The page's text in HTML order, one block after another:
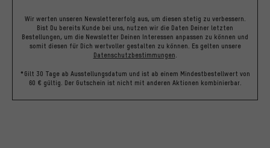
Wir werten unseren Newslettererfolg aus, um diesen stetig zu verbessern.
Bist Du bereits Kunde bei uns, nutzen wir die Daten Deiner letzten
Bestellungen, um die Newsletter Deinen Interessen anpassen zu können und
somit diesen für Dich wertvoller gestalten zu können. Es gelten unsere
Datenschutzbestimmungen.
*Gilt 30 Tage ab Ausstellungsdatum und ist ab einem Mindestbestellwert von
60 € gültig. Der Gutschein ist nicht mit anderen Aktionen kombinierbar.